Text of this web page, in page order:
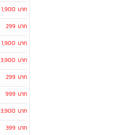
1,900 บาท
299 บาท
1,900 บาท
3,900 บาท
299 บาท
999 บาท
3,900 บาท
399 บาท